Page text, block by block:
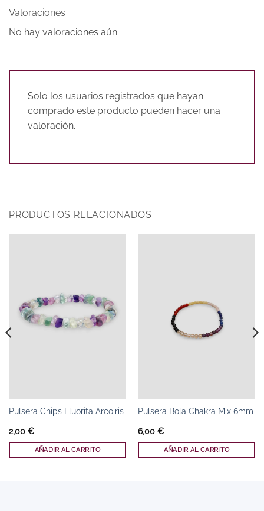
Valoraciones
No hay valoraciones aún.
Solo los usuarios registrados que hayan
comprado este producto pueden hacer una
valoración.
PRODUCTOS RELACIONADOS
Pulsera Chips Fluorita Arcoiris
2,00 €
AÑADIR AL CARRITO
Pulsera Bola Chakra Mix 6mm
6,00 €
AÑADIR AL CARRITO